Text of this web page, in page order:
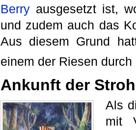
Berryausgesetzt ist,
und zudem auch das
Aus diesem Grund
einem der Riesen
Ankunft der
Als
mit